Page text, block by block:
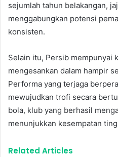
sejumlah tahun belakangan,
menggabungkan potensi
konsisten.
Selain itu, Persib mempunyai
mengesankan dalam hampir
Performa yang terjaga
mewujudkan trofi secara
bola, klub yang berhasil
menunjukkan kesempatan
Related Articles